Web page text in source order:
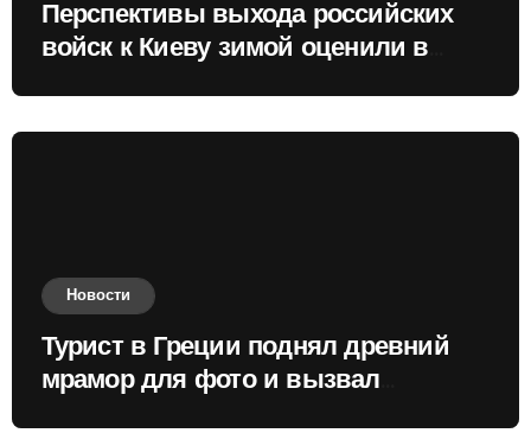
Перспективы выхода российских
войск к Киеву зимой оценили в
Новости
Турист в Греции поднял древний
мрамор для фото и вызвал